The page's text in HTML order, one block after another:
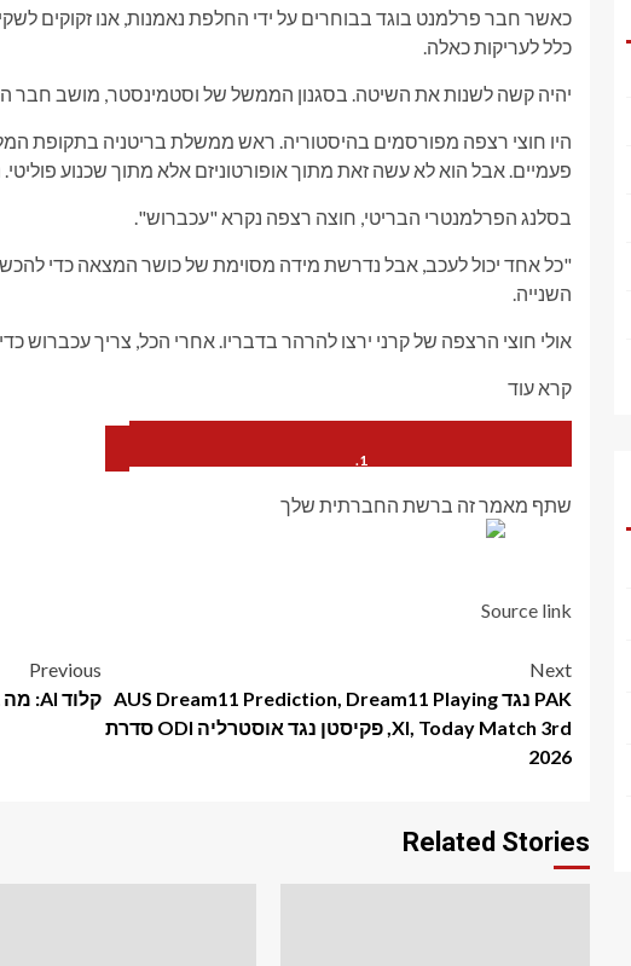
כאשר חבר פרלמנט בוגד בבוחרים על ידי החלפת נאמנות, אנו זקוקים
כלל לעריקות כאלה.
יהיה קשה לשנות את השיטה. בסגנון הממשל של וסטמינסטר, מושב חבר
היו חוצי רצפה מפורסמים בהיסטוריה. ראש ממשלת בריטניה בתקופת
פעמיים. אבל הוא לא עשה זאת מתוך אופורטוניזם אלא מתוך שכנוע
בסלנג הפרלמנטרי הבריטי, חוצה רצפה נקרא "עכברוש".
"כל אחד יכול לעכב, אבל נדרשת מידה מסוימת של כושר המצאה כדי
השנייה.
אולי חוצי הרצפה של קרני ירצו להרהר בדבריו. אחרי הכל, צריך עכברוש
קרא עוד
שתף מאמר זה ברשת החברתית שלך
Source link
Post
navigation
Previous
קלוד AI: מה בחינם ב-2026 ומה לא?
Next
PAK נגד AUS Dream11 Prediction, Dream11 Playing
XI, Today Match 3rd, פקיסטן נגד אוסטרליה ODI סדרת
2026
Related Stories